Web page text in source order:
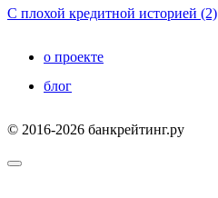
С плохой кредитной историей (2)
о проекте
блог
© 2016-2026 банкрейтинг.ру